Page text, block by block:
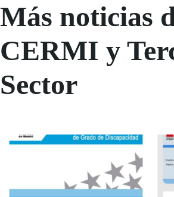
Más noticias
CERMI y
Sector